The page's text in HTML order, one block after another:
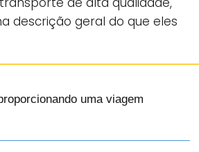
descrição geral do que eles
uma viagem